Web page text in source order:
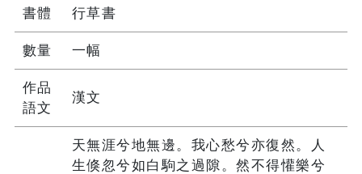
書體 行草書
數量 一幅
作品
語文
漢文
天無涯兮地無邊。我心愁兮亦復然。人
生倏忽兮如白駒之過隙。然不得懽樂兮